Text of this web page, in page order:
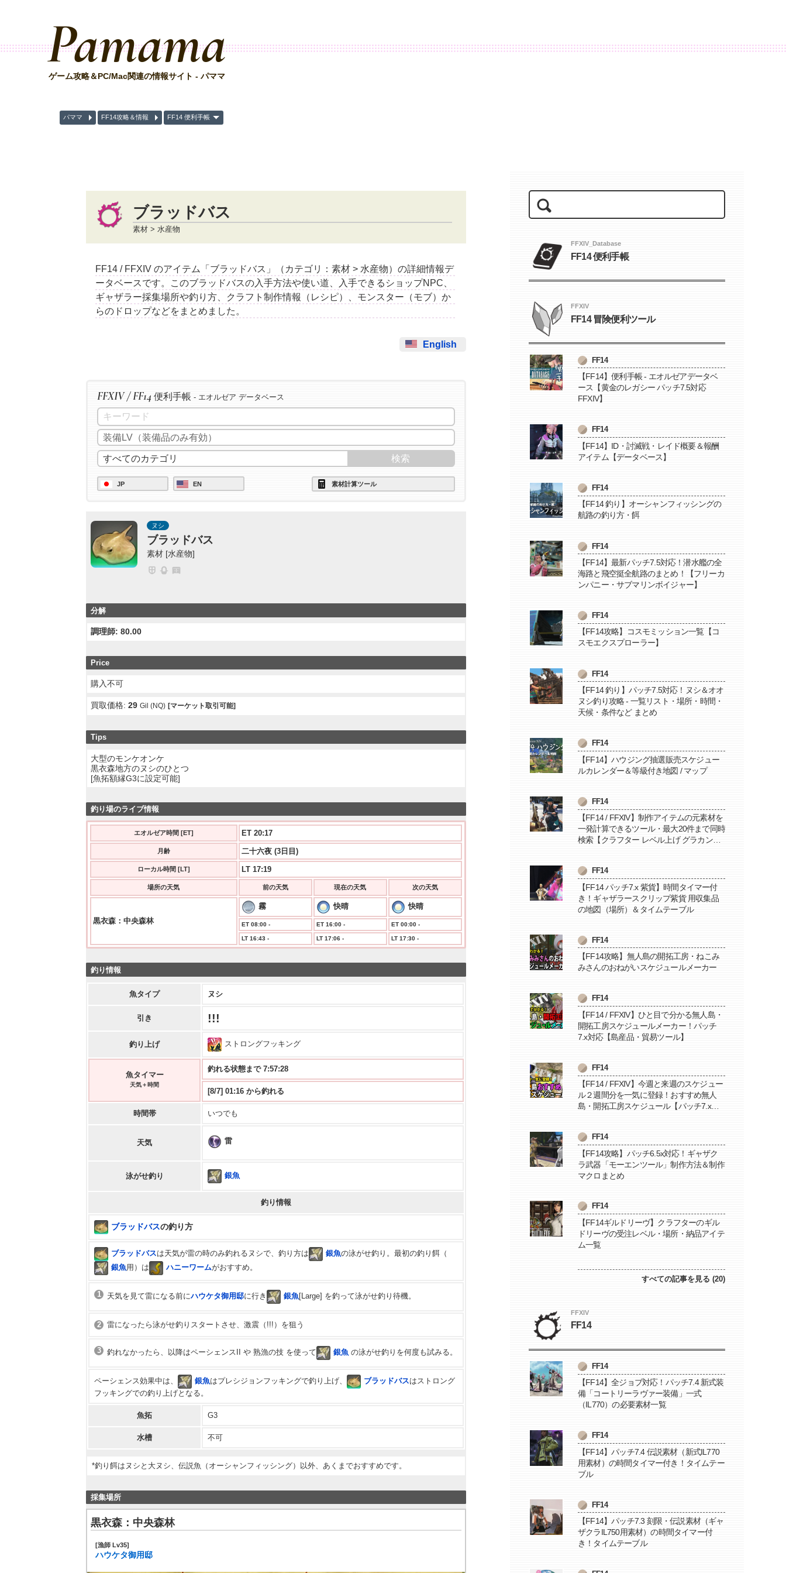
Pamama
ゲーム攻略＆PC/Mac関連の情報サイト - パママ
パママ FF14攻略＆情報 FF14 便利手帳
ブラッドバス
素材 > 水産物
FF14 / FFXIV のアイテム「ブラッドバス」（カテゴリ：素材 > 水産物）の詳細情報デ
ータベースです。このブラッドバスの入手方法や使い道、入手できるショップNPC、
ギャザラー採集場所や釣り方、クラフト制作情報（レシピ）、モンスター（モブ）か
らのドロップなどをまとめました。
English
FFXIV / FF14 便利手帳 - エオルゼア データベース
JP EN 素材計算ツール
ヌシ
ブラッドバス
素材 [水産物]
分解
調理師: 80.00
Price
購入不可
買取価格:29 Gil (NQ) [マーケット取引可能]
Tips
大型のモンケオンケ
黒衣森地方のヌシのひとつ
[魚拓額縁G3に設定可能]
釣り場のライブ情報
エオルゼア時間 [ET] ET 20:17
月齢 二十六夜 (3日目)
ローカル時間 [LT] LT 17:19
場所の天気 前の天気 現在の天気 次の天気
黒衣森：中央森林
霧 快晴 快晴
ET 08:00 - ET 16:00 - ET 00:00 -
LT 16:43 - LT 17:06 - LT 17:30 -
釣り情報
魚タイプ ヌシ
引き !!!
釣り上げ ストロングフッキング
魚タイマー
天気＋時間
釣れる状態まで 7:57:27
[8/7] 01:16 から釣れる
時間帯 いつでも
天気 雷
泳がせ釣り 銀魚
釣り情報
ブラッドバスの釣り方
ブラッドバスは天気が雷の時のみ釣れるヌシで、釣り方は 銀魚の泳がせ釣り。最初の釣り餌（
銀魚用）は ハニーワームがおすすめ。
1 天気を見て雷になる前にハウケタ御用邸に行き 銀魚[Large] を釣って泳がせ釣り待機。
2 雷になったら泳がせ釣りスタートさせ、激震（!!!）を狙う
3 釣れなかったら、以降はペーシェンスII や 熟漁の技 を使って 銀魚 の泳がせ釣りを何度も試みる。
ペーシェンス効果中は、 銀魚はプレシジョンフッキングで釣り上げ、 ブラッドバスはストロング
フッキングでの釣り上げとなる。
魚拓 G3
水槽 不可
*釣り餌はヌシと大ヌシ、伝説魚（オーシャンフィッシング）以外、あくまでおすすめです。
採集場所
黒衣森：中央森林
[漁師 Lv35]
ハウケタ御用邸
FFXIV_Database
FF14 便利手帳
FFXIV
FF14 冒険便利ツール
FF14
【FF14】便利手帳 - エオルゼアデータベ
ース【黄金のレガシー パッチ7.5対応
FFXIV】
FF14
【FF14】ID・討滅戦・レイド概要＆報酬
アイテム【データベース】
FF14
【FF14 釣り】オーシャンフィッシングの
航路の釣り方・餌
FF14
【FF14】最新パッチ7.5対応！潜水艦の全
海路と飛空挺全航路のまとめ！【フリーカ
ンパニー・サブマリンボイジャー】
FF14
【FF14攻略】コスモミッション一覧【コ
スモエクスプローラー】
FF14
【FF14 釣り】パッチ7.5対応！ヌシ＆オオ
ヌシ釣り攻略 - 一覧リスト・場所・時間・
天候・条件など まとめ
FF14
【FF14】ハウジング抽選販売スケジュー
ルカレンダー＆等級付き地図 / マップ
FF14
【FF14 / FFXIV】制作アイテムの元素材を
一発計算できるツール・最大20件まで同時
検索【クラフター レベル上げ グラカン納
FF14
【FF14 パッチ7.x 紫貨】時間タイマー付
き！ギャザラースクリップ紫貨 用収集品
の地図（場所）＆タイムテーブル
FF14
【FF14攻略】無人島の開拓工房・ねこみ
みさんのおねがいスケジュールメーカー
FF14
【FF14 / FFXIV】ひと目で分かる無人島・
開拓工房スケジュールメーカー！パッチ
7.x対応【島産品・貿易ツール】
FF14
【FF14 / FFXIV】今週と来週のスケジュー
ル２週間分を一気に登録！おすすめ無人
島・開拓工房スケジュール【パッチ7.x対
FF14
【FF14攻略】パッチ6.5x対応！ギャザク
ラ武器「モーエンツール」制作方法＆制作
マクロまとめ
FF14
【FF14ギルドリーヴ】クラフターのギル
ドリーヴの受注レベル・場所・納品アイテ
ム一覧
すべての記事を見る (20)
FFXIV
FF14
FF14
【FF14】全ジョブ対応！パッチ7.4 新式装
備「コートリーラヴァー装備」一式
（IL770）の必要素材一覧
FF14
【FF14】パッチ7.4 伝説素材（新式IL770
用素材）の時間タイマー付き！タイムテー
ブル
FF14
【FF14】パッチ7.3 刻限・伝説素材（ギャ
ザクラIL750用素材）の時間タイマー付
き！タイムテーブル